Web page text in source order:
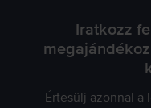
Iratkozz
Értesülj azonnal a